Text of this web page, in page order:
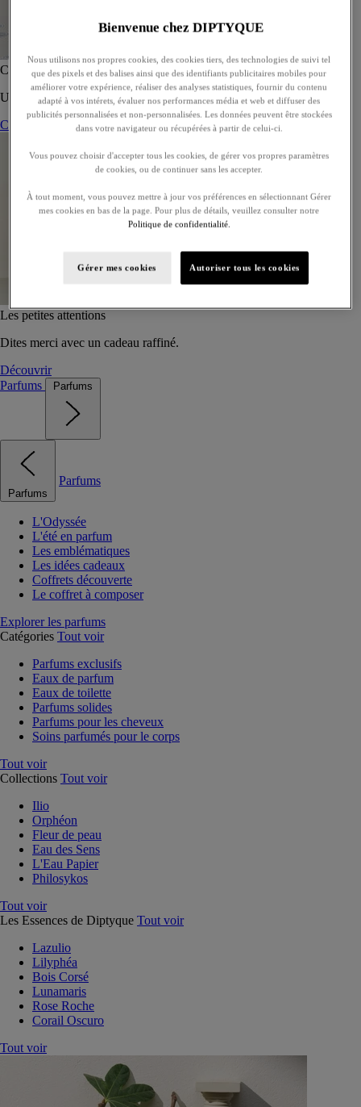
Coffret de 5 eaux de toilette - À composer
Un coffret sur-mesure de cinq eaux de toilette, à offrir ou s’offrir.
Composer son coffret
Les petites attentions
Dites merci avec un cadeau raffiné.
Découvrir
Parfums
Parfums
Parfums
Parfums
L'Odyssée
L'été en parfum
Les emblématiques
Les idées cadeaux
Coffrets découverte
Le coffret à composer
Explorer les parfums
Catégories Tout voir
Parfums exclusifs
Eaux de parfum
Eaux de toilette
Parfums solides
Parfums pour les cheveux
Soins parfumés pour le corps
Tout voir
Collections Tout voir
Ilio
Orphéon
Fleur de peau
Eau des Sens
L'Eau Papier
Philosykos
Tout voir
Les Essences de Diptyque Tout voir
Lazulio
Lilyphéa
Bois Corsé
Lunamaris
Rose Roche
Corail Oscuro
Tout voir
Bienvenue chez DIPTYQUE
Nous utilisons nos propres cookies, des cookies tiers, des technologies de suivi tel
que des pixels et des balises ainsi que des identifiants publicitaires mobiles pour
améliorer votre expérience, réaliser des analyses statistiques, fournir du contenu
adapté à vos intérets, évaluer nos performances média et web et diffuser des
publicités personnalisées et non-personnalisées. Les données peuvent être stockées
dans votre navigateur ou récupérées à partir de celui-ci.
Vous pouvez choisir d'accepter tous les cookies, de gérer vos propres paramètres
de cookies, ou de continuer sans les accepter.
À tout moment, vous pouvez mettre à jour vos préférences en sélectionnant Gérer
mes cookies en bas de la page. Pour plus de détails, veuillez consulter notre
Politique de confidentialité.
Gérer mes cookies Autoriser tous les cookies